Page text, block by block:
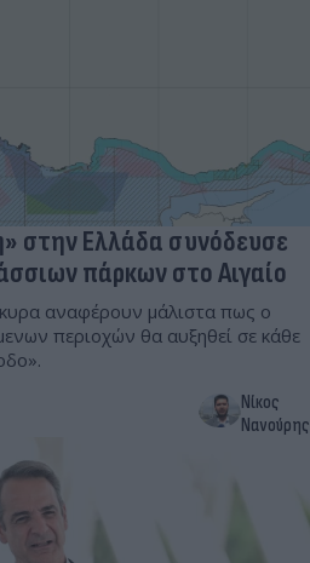
στην Ελλάδα συνόδευσε
πάρκων στο Αιγαίο
αναφέρουν μάλιστα πως ο
περιοχών θα αυξηθεί σε κάθε
Νίκος
Νανούρης